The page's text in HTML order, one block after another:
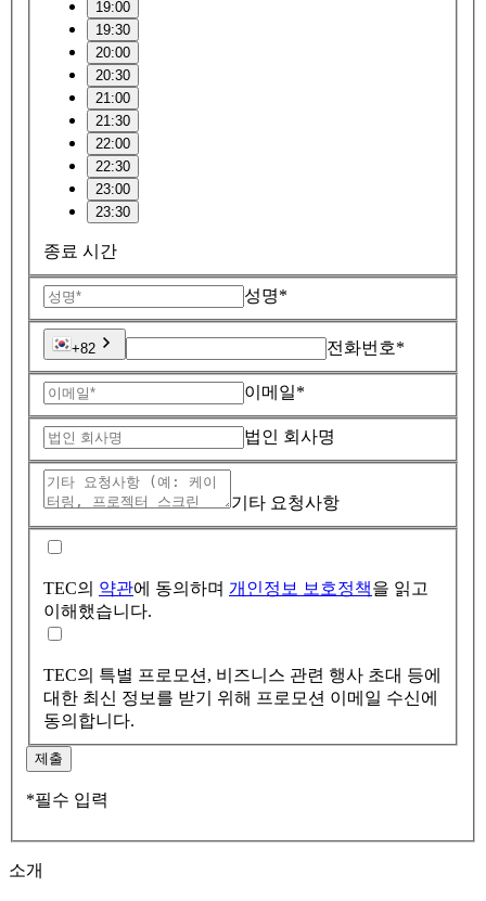
19:00
19:30
20:00
20:30
21:00
21:30
22:00
22:30
23:00
23:30
종료 시간
성명*
+82 전화번호*
이메일*
법인 회사명
기타 요청사항
TEC의 약관에 동의하며 개인정보 보호정책을 읽고
이해했습니다.
TEC의 특별 프로모션, 비즈니스 관련 행사 초대 등에
대한 최신 정보를 받기 위해 프로모션 이메일 수신에
동의합니다.
제출
*필수 입력
소개